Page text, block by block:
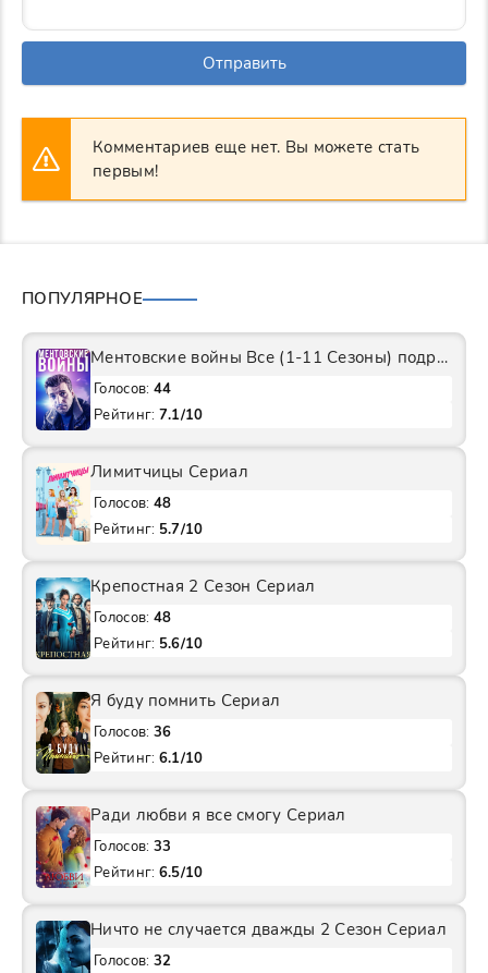
Отправить
Комментариев еще нет. Вы можете стать
первым!
ПОПУЛЯРНОЕ
Ментовские войны Все (1-11 Сезоны) подряд Сериал
Голосов: 44
Рейтинг: 7.1/10
Лимитчицы Сериал
Голосов: 48
Рейтинг: 5.7/10
Крепостная 2 Сезон Сериал
Голосов: 48
Рейтинг: 5.6/10
Я буду помнить Сериал
Голосов: 36
Рейтинг: 6.1/10
Ради любви я все смогу Сериал
Голосов: 33
Рейтинг: 6.5/10
Ничто не случается дважды 2 Сезон Сериал
Голосов: 32